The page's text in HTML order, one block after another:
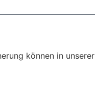
können in unserer